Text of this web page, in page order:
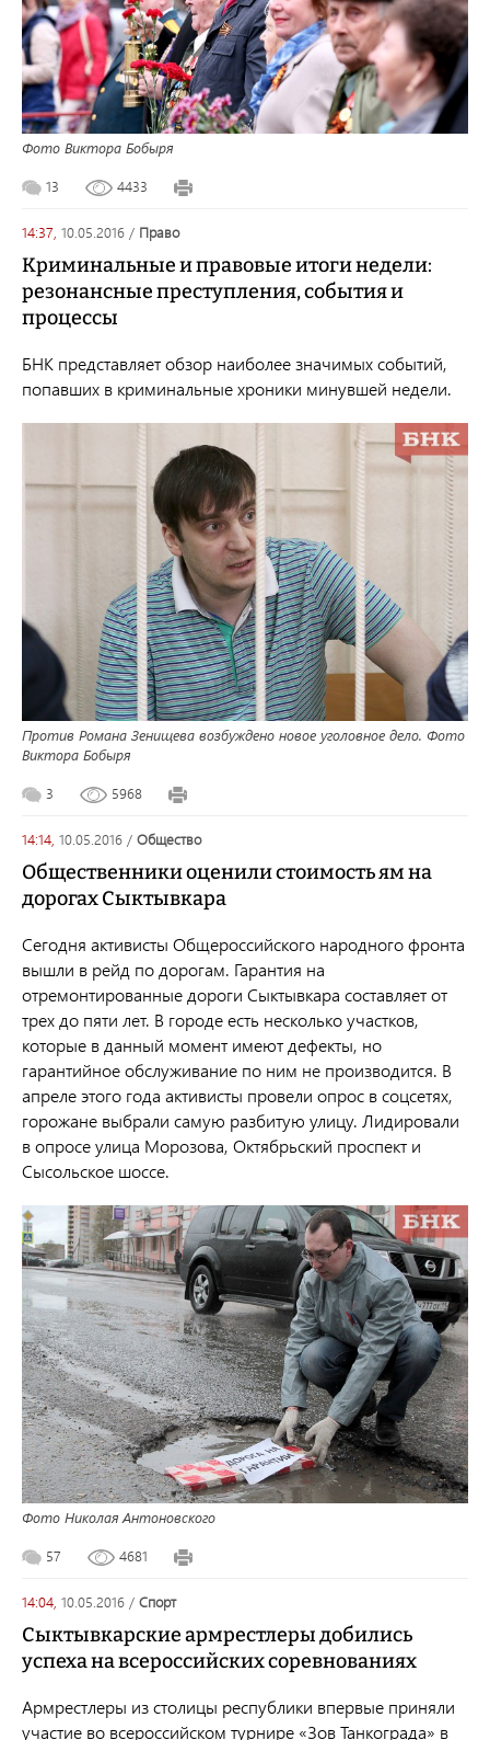
Фото Виктора Бобыря
13 4433
14:37, 10.05.2016 / право
Криминальные и правовые итоги недели:
резонансные преступления, события и
процессы
БНК представляет обзор наиболее значимых событий,
попавших в криминальные хроники минувшей недели.
Против Романа Зенищева возбуждено новое уголовное дело. Фото
Виктора Бобыря
3 5968
14:14, 10.05.2016 / общество
Общественники оценили стоимость ям на
дорогах Сыктывкара
Сегодня активисты Общероссийского народного фронта
вышли в рейд по дорогам. Гарантия на
отремонтированные дороги Сыктывкара составляет от
трех до пяти лет. В городе есть несколько участков,
которые в данный момент имеют дефекты, но
гарантийное обслуживание по ним не производится. В
апреле этого года активисты провели опрос в соцсетях,
горожане выбрали самую разбитую улицу. Лидировали
в опросе улица Морозова, Октябрьский проспект и
Сысольское шоссе.
Фото Николая Антоновского
57 4681
14:04, 10.05.2016 / спорт
Сыктывкарские армрестлеры добились
успеха на всероссийских соревнованиях
Армрестлеры из столицы республики впервые приняли
участие во всероссийском турнире «Зов Танкограда» в